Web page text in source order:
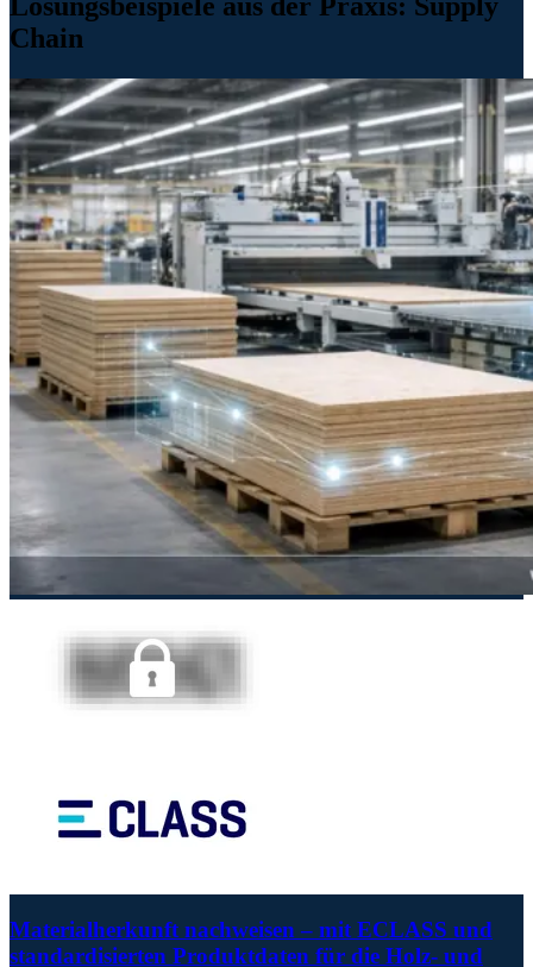
Chain
Materialherkunft nachweisen – mit ECLASS und
standardisierten Produktdaten für die Holz- und